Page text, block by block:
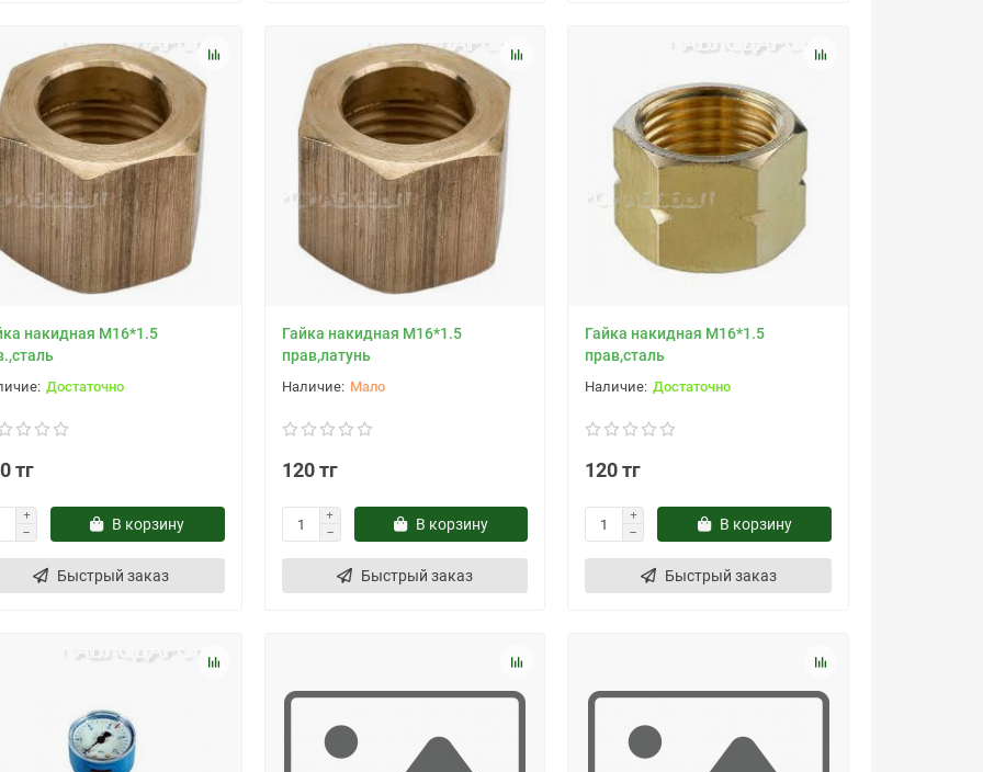
накидная М16*1.5
Достаточно
тг
В корзину
Быстрый заказ
Гайка накидная М16*1.5
прав,латунь
Мало
120 тг
В корзину
Быстрый заказ
Гайка накидная М16*1.5
прав,сталь
Достаточно
120 тг
В корзину
Быстрый заказ